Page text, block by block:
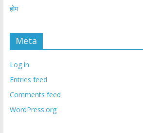
होम
Meta
Log in
Entries feed
Comments feed
WordPress.org